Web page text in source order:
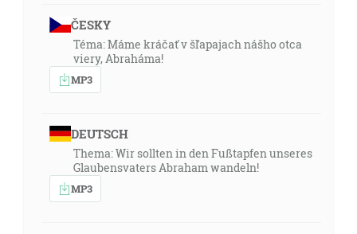
ČESKY
Téma: Máme kráčať v šľapajach nášho otca
viery, Abraháma!
MP3
DEUTSCH
Thema: Wir sollten in den Fußtapfen unseres
Glaubensvaters Abraham wandeln!
MP3